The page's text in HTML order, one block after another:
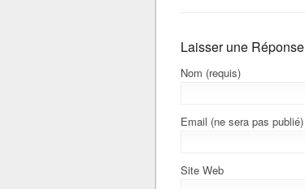
Laisser une Réponse
Nom (requis)
Email (ne sera pas
Site Web